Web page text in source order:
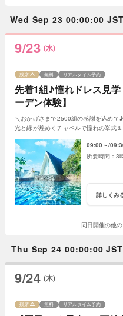
Wed Sep 23 00:00:00
9/23 (水)
先着1組♪憧れドレス見
ーデン体験】
残席 無料 リアルタイム予約
＼おかげさまで2500組の感謝を込め
光と緑が煌めくチャペルで憧れの挙式
09:00～
3
詳しくみ
同日開催の他
Thu Sep 24 00:00:00 JST
9/24 (木)
残席 無料 リアルタイム予約